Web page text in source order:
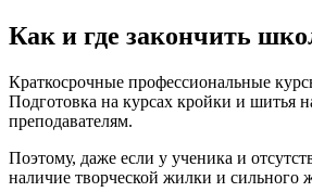
Как и где закончить
Краткосрочные профессиональные
Подготовка на курсах кройки и шитья
преподавателям.
Поэтому, даже если у ученика и
наличие творческой жилки и сильного